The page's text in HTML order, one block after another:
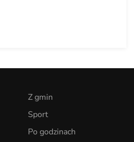
Z gmin
Sport
Po godzinach